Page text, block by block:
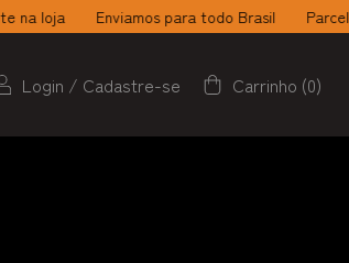
Enviamos para todo Brasil Parcele suas
Login / Cadastre-se Carrinho (0)